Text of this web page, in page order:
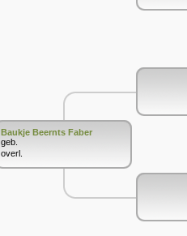
Baukje Beernts Faber
geb.
overl.